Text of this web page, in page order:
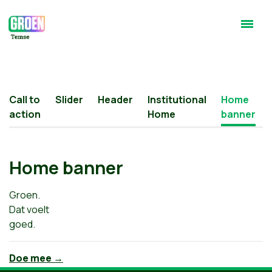
Call to
action
Slider Header
Institutional
Home
Home
banner
Home banner
Groen.
Dat voelt
goed.
Doe mee →